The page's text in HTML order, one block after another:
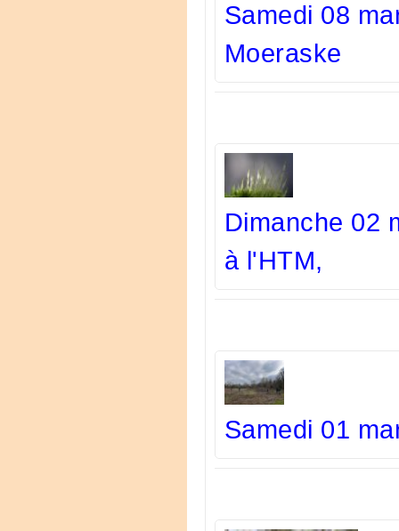
Samedi 08
Moeraske
Dimanche 02
à l'HTM,
Samedi 01